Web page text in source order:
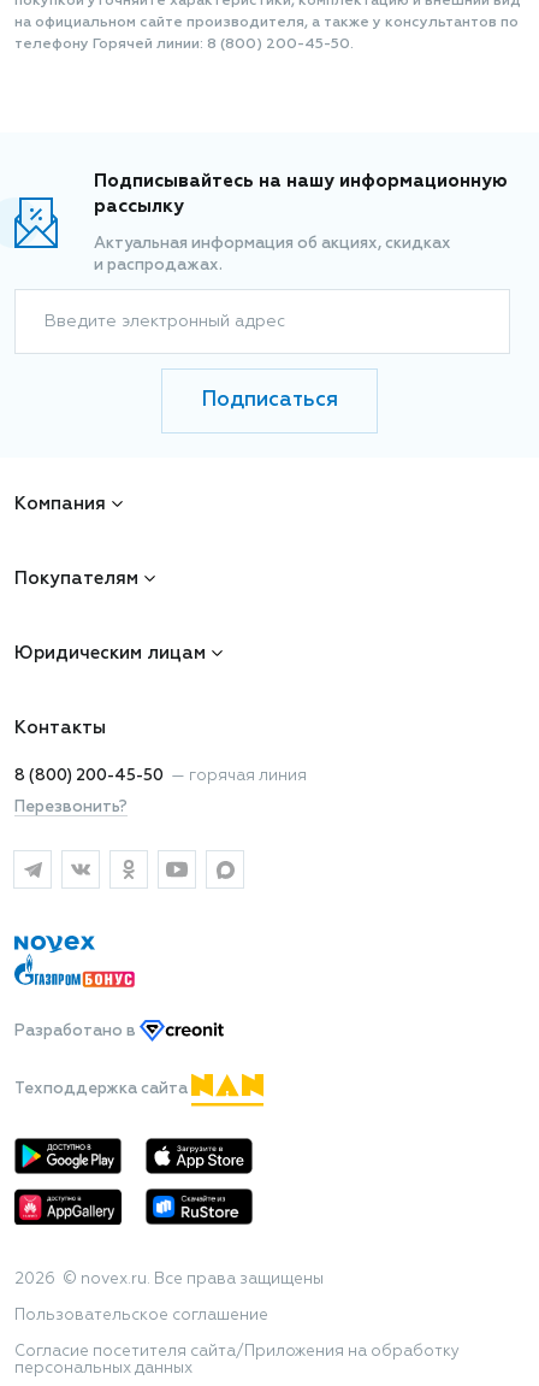
на официальном сайте производителя, а также у консультантов по
телефону Горячей линии: 8 (800) 200-45-50.
Подписывайтесь на нашу информационную
рассылку
Актуальная информация об акциях, скидках
и распродажах.
Введите электронный адрес
Подписаться
Компания
Покупателям
Юридическим лицам
Контакты
8 (800) 200-45-50 — горячая линия
Перезвонить?
Разработано в
Техподдержка сайта
2026 © novex.ru. Все права защищены
Пользовательское соглашение
Согласие посетителя сайта/Приложения на обработку
персональных данных